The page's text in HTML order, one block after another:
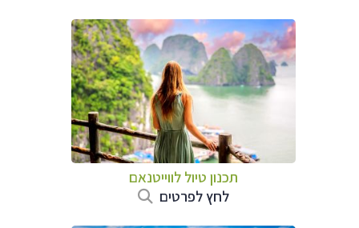
תכנון טיול לווייטנאם
לחץ לפרטים